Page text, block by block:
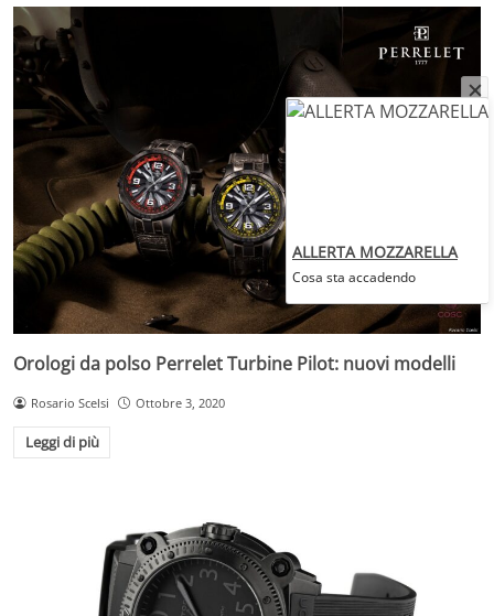
Orologi da polso Perrelet Turbine Pilot: nuovi modelli
Rosario Scelsi Ottobre 3, 2020
Leggi di più
ALLERTA MOZZARELLA
Cosa sta accadendo